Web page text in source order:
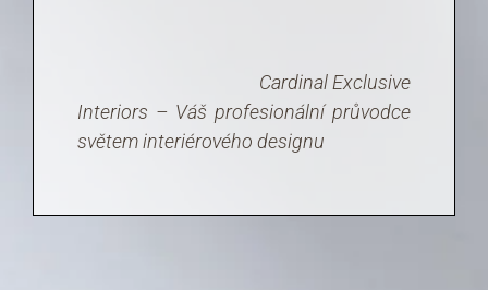
Cardinal Exclusive
Interiors – Váš profesionální průvodce
světem interiérového designu